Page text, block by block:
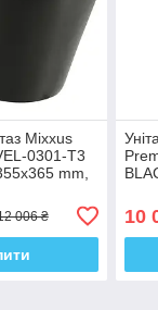
Mixxus
0301-T3
mm,
006 ₴ 10